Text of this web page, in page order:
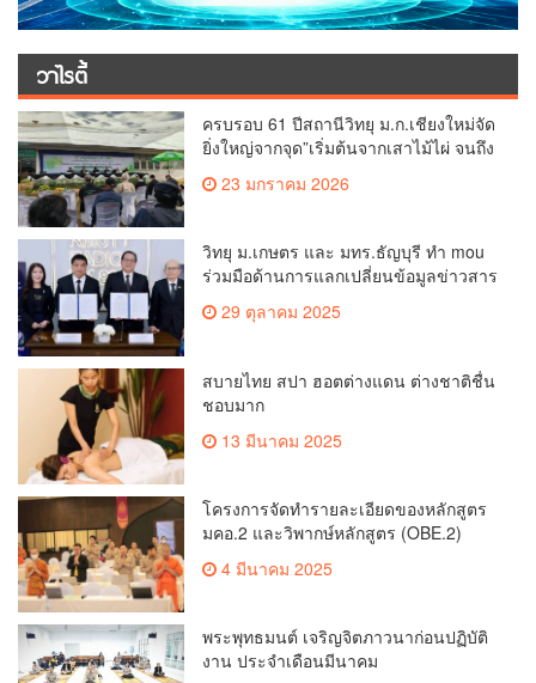
วาไรตี้
ครบรอบ 61 ปีสถานีวิทยุ ม.ก.เชียงใหม่จัด
ยิ่งใหญ่จากจุด”เริ่มต้นจากเสาไม้ไผ่ จนถึง
วันที่มี KURplus ในวันนี้”
23 มกราคม 2026
วิทยุ ม.เกษตร และ มทร.ธัญบุรี ทำ mou
ร่วมมือด้านการแลกเปลี่ยนข้อมูลข่าวสาร
เพื่อถ่ายทอดองค์ความรู้ดีๆสู่ประชาชนให้
ครอบคลุม
29 ตุลาคม 2025
สบายไทย สปา ฮอตต่างแดน ต่างชาติชื่น
ชอบมาก
13 มีนาคม 2025
โครงการจัดทำรายละเอียดของหลักสูตร
มคอ.2 และวิพากษ์หลักสูตร (OBE.2)
4 มีนาคม 2025
พระพุทธมนต์ เจริญจิตภาวนาก่อนปฏิบัติ
งาน ประจำเดือนมีนาคม